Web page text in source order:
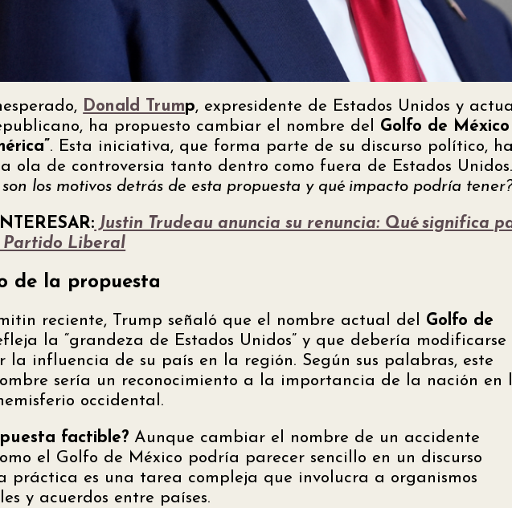
Donald Trump, expresidente de Estados Unidos y actual
ha propuesto cambiar el nombre del Golfo de México
. Esta iniciativa, que forma parte de su discurso político, ha
ola de controversia tanto dentro como fuera de Estados Unidos.
son los motivos detrás de esta propuesta y qué impacto podría
Justin Trudeau anuncia su renuncia: Qué significa
Partido Liberal
de la propuesta
reciente, Trump señaló que el nombre actual del Golfo de
la “grandeza de Estados Unidos” y que debería modificarse
la influencia de su país en la región. Según sus palabras, este
sería un reconocimiento a la importancia de la nación en
occidental.
factible? Aunque cambiar el nombre de un accidente
el Golfo de México podría parecer sencillo en un discurso
práctica es una tarea compleja que involucra a organismos
y acuerdos entre países.